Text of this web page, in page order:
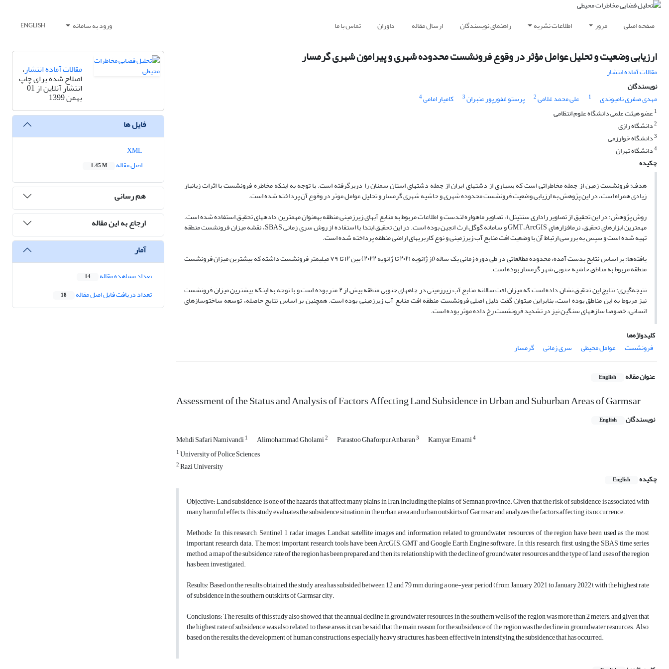
صفحه اصلی مرور اطلاعات نشریه راهنمای نویسندگان ارسال مقاله داوران تماس با ما ورود به سامانه ENGLISH
ارزیابی وضعیت و تحلیل عوامل مؤثر در وقوع فرونشست محدوده شهری و پیرامون شهری گرمسار
مقالات آماده انتشار
نویسندگان
مهدی صفری نامیوندی
1 علی محمد غلامی2 پرستو غفورپور عنبران3 کامیار امامی4
1عضو هیئت علمی دانشگاه علوم انتظامی
2دانشگاه رازی
3دانشگاه خوارزمی
4دانشگاه تهران
چکیده
هدف: فرونشست زمین از جمله مخاطراتی است که بسیاری از دشت­های ایران از جمله دشت­های استان سمنان را دربرگرفته است. با توجه به اینکه مخاطره فرونشست با اثرات زیانبار
زیادی همراه است، در این پژوهش به ارزیابی وضعیت فرونشست محدوده شهری و حاشیه شهری گرمسار و تحلیل عوامل موثر در وقوع آن پرداخته شده است.
روش پژوهش: در این تحقیق از تصاویر راداری سنتینل ۱، تصاویر ماهواره لندست و اطلاعات مربوط به منابع آب­های زیرزمینی منطقه به­عنوان مهم­ترین داد­ه­های تحقیق استفاده شده است.
مهم­ترین ابزارهای تحقیق، نرم­افزارهایArcGIS­،GMTو سامانه گوگل ارث انجین بوده است. در این تحقیق ابتدا با استفاده از روش سری زمانیSBAS، نقشه میزان فرونشست منطقه
تهیه‌ شده است و سپس به بررسی ارتباط آن با وضعیت افت منابع آب زیرزمینی و نوع کاربری­های اراضی منطقه پرداخته شده است.
یافته‌ها: بر اساس نتایج بدست آمده، محدوده مطالعاتی در طی دوره زمانی یک ساله (از ژانویه ۲۰۲۱ تا ژانویه ۲۰۲۲) بین ۱۲ تا ۷۹ میلی­متر فرونشست داشته که بیش­ترین میزان فرونشست
منطقه مربوط به مناطق حاشیه جنوبی شهر گرمسار بوده است.
نتیجه‌گیری: نتایج این تحقیق نشان داده است که میزان افت سالانه منابع آب زیرزمینی در چاه­های جنوبی منطقه بیش از ۲ متر بوده است و با توجه به اینکه بیش­ترین میزان فرونشست
نیز مربوط به این مناطق بوده است، بنابراین می­توان گفت دلیل اصلی فرونشست منطقه افت منابع آب زیرزمینی بوده است. همچنین بر اساس نتایج حاصله، توسعه ساخت­و­سازهای
انسانی، خصوصا سازه­های سنگین نیز در تشدید فرونشست رخ داده موثر بوده است.
کلیدواژه‌ها
فرونشست
عوامل محیطی سری زمانی گرمسار
عنوان مقاله English
Assessment of the Status and Analysis of Factors Affecting Land Subsidence in Urban and Suburban Areas of Garmsar
نویسندگان English
Mehdi Safari Namivandi1 Alimohammad Gholami2 Parastoo GhaforpurAnbaran3 Kamyar Emami4
1University of Police Sciences
2Razi University
چکیده
English
Objective: Land subsidence is one of the hazards that affect many plains in Iran, including the plains of Semnan province. Given that the risk of subsidence is associated with
many harmful effects, this study evaluates the subsidence situation in the urban area and urban outskirts of Garmsar and analyzes the factors affecting its occurrence.
Methods: In this research, Sentinel 1 radar images, Landsat satellite images and information related to groundwater resources of the region have been used as the most
important research data. The most important research tools have been ArcGIS, GMT and Google Earth Engine software. In this research, first, using the SBAS time series
method, a map of the subsidence rate of the region has been prepared and then its relationship with the decline of groundwater resources and the type of land uses of the region
has been investigated.
Results: Based on the results obtained, the study area has subsided between 12 and 79 mm during a one-year period (from January 2021 to January 2022), with the highest rate
of subsidence in the southern outskirts of Garmsar city.
Conclusions: The results of this study also showed that the annual decline in groundwater resources in the southern wells of the region was more than 2 meters, and given that
the highest rate of subsidence was also related to these areas, it can be said that the main reason for the subsidence of the region was the decline in groundwater resources. Also,
based on the results, the development of human constructions, especially heavy structures, has been effective in intensifying the subsidence that has occurred.
مقالات آماده انتشار،
اصلاح شده برای چاپ
انتشار آنلاین از 01
بهمن 1399
فایل ها
اصل مقاله
1.45 M
هم رسانی
ارجاع به این مقاله
آمار
تعداد مشاهده مقاله 14
تعداد دریافت فایل اصل مقاله 18